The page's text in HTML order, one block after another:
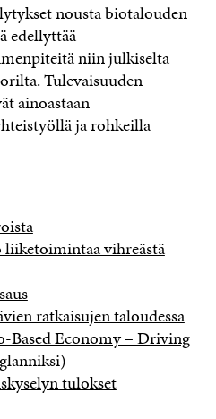
nousta biotalouden
edellyttää
niin julkiselta
Tulevaisuuden
ainoastaan
ja rohkeilla
vihreästä
ratkaisujen taloudessa
Based Economy – Driving
tulokset